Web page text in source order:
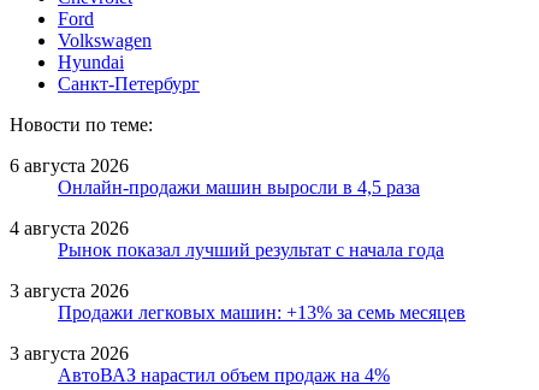
Ford
Volkswagen
Hyundai
Санкт-Петербург
Новости по теме:
6 августа 2026
Онлайн-продажи машин выросли в 4,5 раза
4 августа 2026
Рынок показал лучший результат с начала года
3 августа 2026
Продажи легковых машин: +13% за семь месяцев
3 августа 2026
АвтоВАЗ нарастил объем продаж на 4%